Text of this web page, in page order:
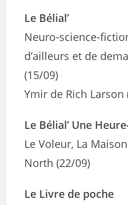
Le Bélial’
Neuro-science-
d’ailleurs et de
(15/09)
Ymir de Rich Larson
Le Bélial’ Une
Le Voleur, La
North (22/09)
Le Livre de poche